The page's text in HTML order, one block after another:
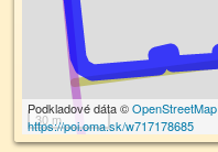
30 m
Podkladové dáta ©OpenStreetMap
https://poi.oma.sk/w717178685